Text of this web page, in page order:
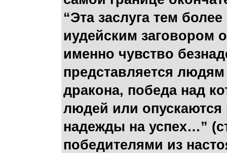
“Эта заслуга тем
иудейским заговором
именно чувство
представляется
дракона, победа над
людей или
надежды на успех…”
победителями из